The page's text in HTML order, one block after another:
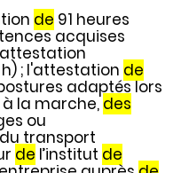
de 91 heures
acquises
; l'attestation de
adaptés lors
la marche,des
ou
transport
de l’institut de